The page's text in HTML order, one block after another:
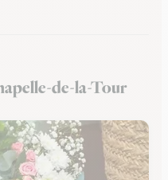
de-la-Tour